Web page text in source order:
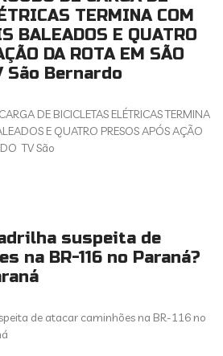
TERMINA COM
BALEADOS E QUATRO
DA ROTA EM SÃO
São Bernardo
DE BICICLETAS ELÉTRICAS TERMINA
E QUATRO PRESOS APÓS AÇÃO
TV São
suspeita de
na BR-116 no Paraná?
de atacar caminhões na BR-116 no